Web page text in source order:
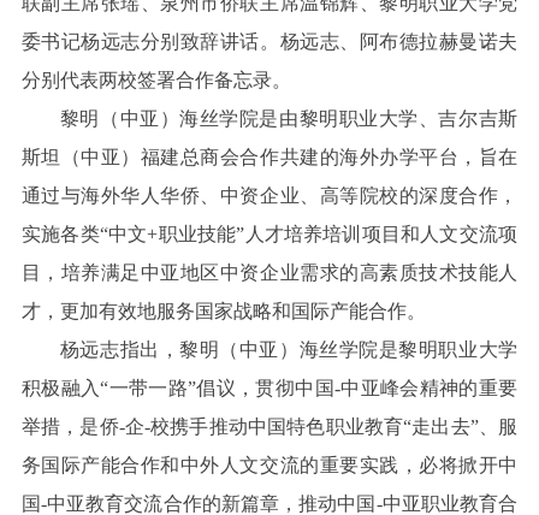
委书记杨远志分别致辞讲话。杨远志、阿布德拉赫曼诺夫
分别代表两校签署合作备忘录。
黎明（中亚）海丝学院是由黎明职业大学、吉尔吉斯
斯坦（中亚）福建总商会合作共建的海外办学平台，旨在
通过与海外华人华侨、中资企业、高等院校的深度合作，
实施各类“中文+职业技能”人才培养培训项目和人文交流项
目，培养满足中亚地区中资企业需求的高素质技术技能人
才，更加有效地服务国家战略和国际产能合作。
杨远志指出，黎明（中亚）海丝学院是黎明职业大学
积极融入“一带一路”倡议，贯彻中国-中亚峰会精神的重要
举措，是侨-企-校携手推动中国特色职业教育“走出去”、服
务国际产能合作和中外人文交流的重要实践，必将掀开中
国-中亚教育交流合作的新篇章，推动中国-中亚职业教育合